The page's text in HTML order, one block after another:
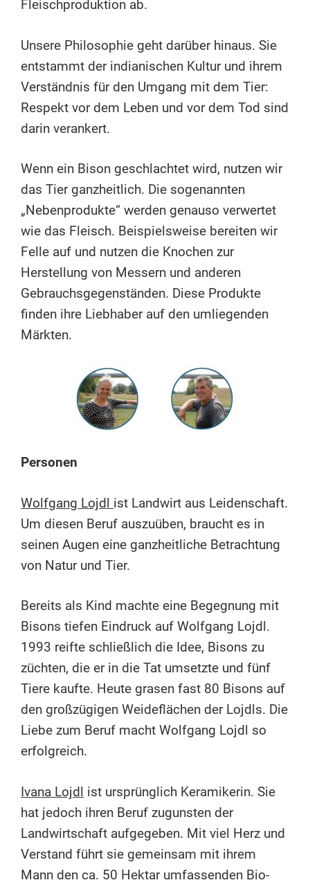
Fleischproduktion ab.
Unsere Philosophie geht darüber hinaus. Sie
entstammt der indianischen Kultur und ihrem
Verständnis für den Umgang mit dem Tier:
Respekt vor dem Leben und vor dem Tod sind
darin verankert.
Wenn ein Bison geschlachtet wird, nutzen wir
das Tier ganzheitlich. Die sogenannten
„Nebenprodukte“ werden genauso verwertet
wie das Fleisch. Beispielsweise bereiten wir
Felle auf und nutzen die Knochen zur
Herstellung von Messern und anderen
Gebrauchsgegenständen. Diese Produkte
finden ihre Liebhaber auf den umliegenden
Märkten.
Personen
Wolfgang Lojdl ist Landwirt aus Leidenschaft.
Um diesen Beruf auszuüben, braucht es in
seinen Augen eine ganzheitliche Betrachtung
von Natur und Tier.
Bereits als Kind machte eine Begegnung mit
Bisons tiefen Eindruck auf Wolfgang Lojdl.
1993 reifte schließlich die Idee, Bisons zu
züchten, die er in die Tat umsetzte und fünf
Tiere kaufte. Heute grasen fast 80 Bisons auf
den großzügigen Weideflächen der Lojdls. Die
Liebe zum Beruf macht Wolfgang Lojdl so
erfolgreich.
Ivana Lojdl ist ursprünglich Keramikerin. Sie
hat jedoch ihren Beruf zugunsten der
Landwirtschaft aufgegeben. Mit viel Herz und
Verstand führt sie gemeinsam mit ihrem
Mann den ca. 50 Hektar umfassenden Bio-